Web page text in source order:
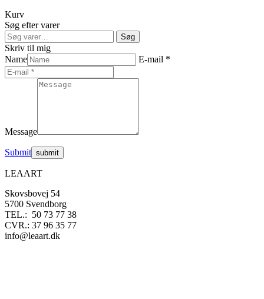
varianter.
kan
vælges
på
Kurv
Søg efter varer
Søg
efter:
Søg
Skriv til mig
Name
E-mail *
Message
Submit
LEAART
Skovsbovej 54
5700 Svendborg
TEL.: 50 73 77 38
CVR.: 37 96 35 77
info@leaart.dk